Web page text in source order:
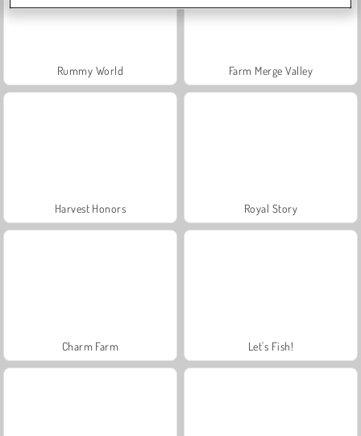
Rummy World Farm Merge Valley
Harvest Honors Royal Story
Charm Farm Let's Fish!